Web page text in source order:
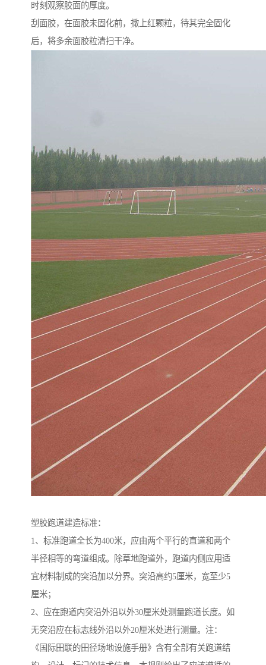
时刻观察胶面的厚度。
刮面胶，在面胶未固化前，撒上红颗粒，待其完全固化
后，将多余面胶粒清扫干净。
塑胶跑道建造标准：
1、标准跑道全长为400米，应由两个平行的直道和两个
半径相等的弯道组成。除草地跑道外，跑道内侧应用适
宜材料制成的突沿加以分界。突沿高约5厘米，宽至少5
厘米；
2、应在跑道内突沿外沿以外30厘米处测量跑道长度。如
无突沿应在标志线外沿以外20厘米处进行测量。注：
《国际田联的田径场地设施手册》含有全部有关跑道结